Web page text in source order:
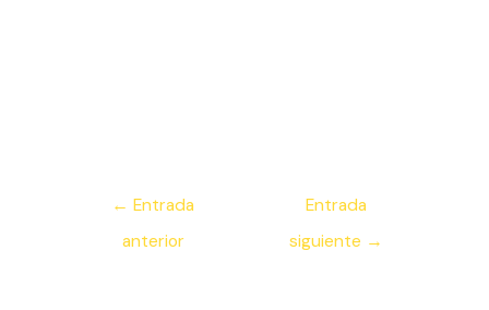
Navegación
entradas
← Entrada
anterior
Entrada
siguiente →